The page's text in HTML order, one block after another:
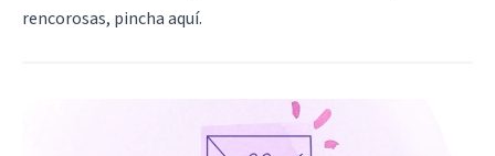
rencorosas, pincha aquí.